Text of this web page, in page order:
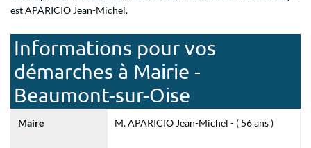
est APARICIO Jean-Michel.
Informations pour vos
démarches à Mairie -
Beaumont-sur-Oise
Maire M. APARICIO Jean-Michel - ( 56 ans )